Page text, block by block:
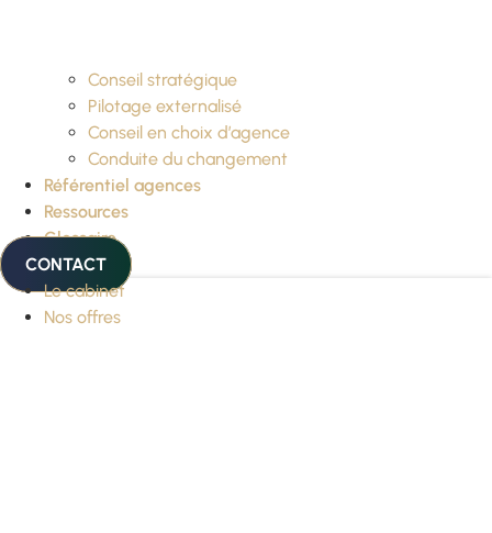
Conseil stratégique
Pilotage externalisé
Conseil en choix d’agence
Conduite du changement
Référentiel agences
Ressources
Glossaire
CONTACT
Le cabinet
Nos offres